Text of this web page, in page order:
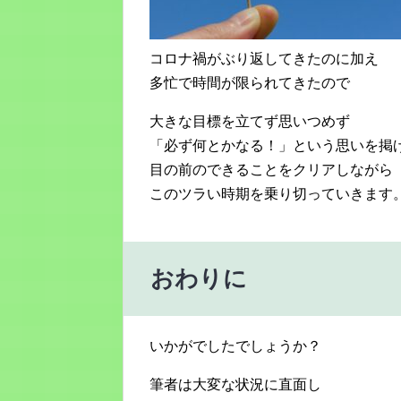
コロナ禍がぶり返してきたのに加え
多忙で時間が限られてきたので
大きな目標を立てず思いつめず
「必ず何とかなる！」という思いを掲
目の前のできることをクリアしながら
このツラい時期を乗り切っていきます。
おわりに
いかがでしたでしょうか？
筆者は大変な状況に直面し